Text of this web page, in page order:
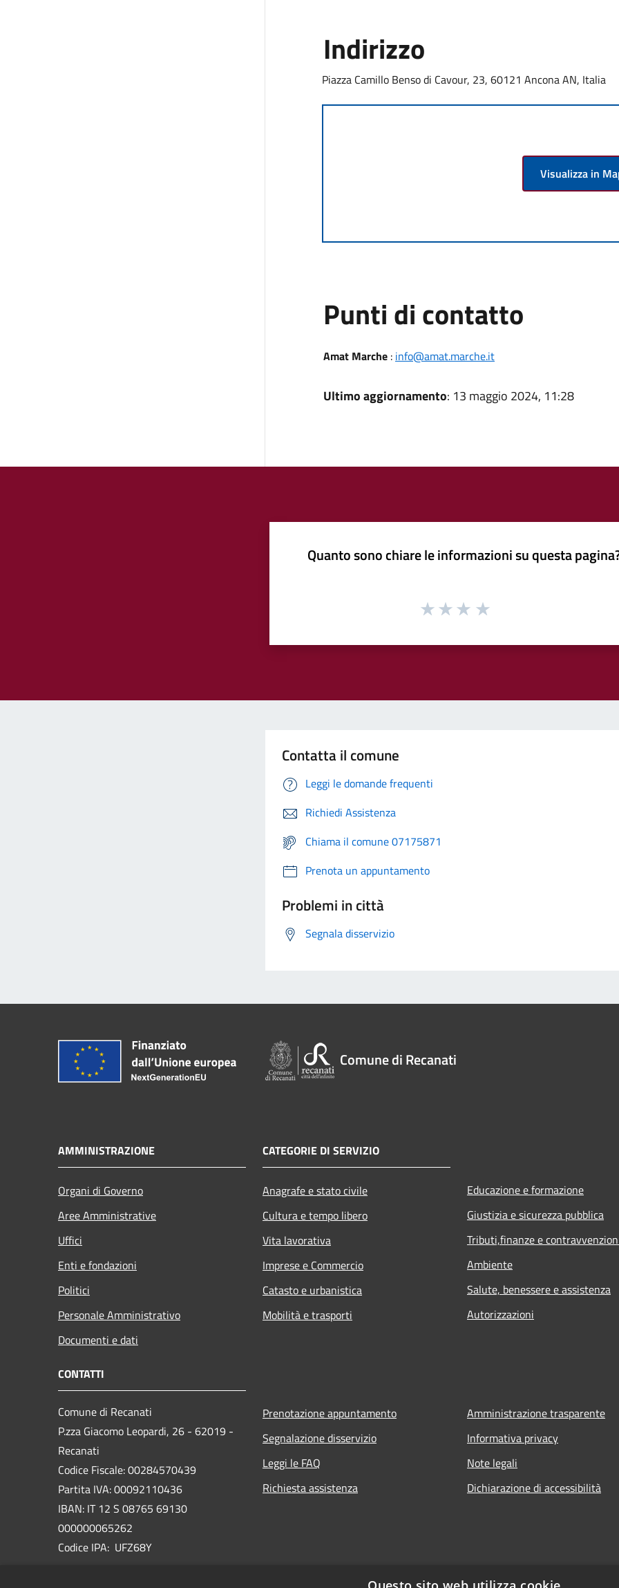
Indirizzo
Piazza Camillo Benso di Cavour, 23, 60121 Ancona AN, Italia
Visualizza in
Punti di contatto
Amat Marche: info@amat.marche.it
Ultimo aggiornamento: 13 maggio 2024, 11:28
Quanto sono chiare le informazioni su questa
Contatta il comune
Leggi le domande frequenti
Richiedi Assistenza
Chiama il comune 07175871
Prenota un appuntamento
Problemi in città
Segnala disservizio
Comune di Recanati
AMMINISTRAZIONE
Organi di Governo
Aree Amministrative
Uffici
Enti e fondazioni
Politici
Personale Amministrativo
Documenti e dati
CATEGORIE DI SERVIZIO
Anagrafe e stato civile
Cultura e tempo libero
Vita lavorativa
Imprese e Commercio
Catasto e urbanistica
Mobilità e trasporti
Educazione e formazione
Giustizia e sicurezza pubblica
Tributi,finanze e
Ambiente
Salute, benessere e assistenza
Autorizzazioni
CONTATTI
Comune di Recanati
P.zza Giacomo Leopardi, 26 - 62019 -
Recanati
Codice Fiscale: 00284570439
Partita IVA: 00092110436
IBAN: IT 12 S 08765 69130
000000065262
Codice IPA: UFZ68Y
Prenotazione appuntamento
Segnalazione disservizio
Leggi le FAQ
Richiesta assistenza
Amministrazione trasparente
Informativa privacy
Note legali
Dichiarazione di accessibilità